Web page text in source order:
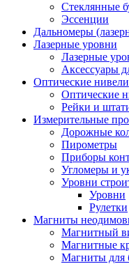
Стеклянные
Эссенции
Дальномеры
Лазерные уровни
Лазерные
Аксессуары
Оптические
Оптические
Рейки и
Измерительные
Дорожные
Пирометры
Приборы
Угломеры и
Уровни
Уровни
Рулетки
Магниты
Магнитный
Магнитные
Магниты для